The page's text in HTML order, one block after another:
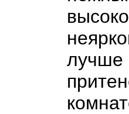
лучше